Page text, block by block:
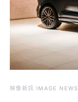
映像新訊 IMAGE NEWS